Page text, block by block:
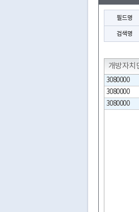
필드명
검색명
3080000
3080000
3080000